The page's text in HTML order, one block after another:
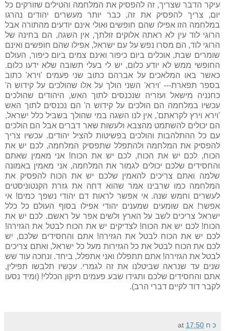
עיקר הדבר שצריך, זה להפסיק את המלחמה והטילים שזורקים כל
יום, צריך להפסיק את זה, כבר יותר מעשרים יהודים נהרגו
במלחמה הזו אפילו שהם חופשים ואולי אינם יודעים מהתורה אבל
הרוגי לוד עין לא ראתה אלוקים זולתך, אין השגה, הם בחינה של
הרוגי לוד, הם מסרו נפש על עם ישראל, אפילו שהם חופשים ואינם
שומרים שבת, אוכלים ביום כיפור ואינם צמים ביום כיפור, העולם
החופשי ממש לא יודע כלום, יש לי בעלי תשובה שלא ידעו כלום.
כאשר באו המלאכים על אברהם כתוב שני פעמים 'וירא' כתוב
בספר תפארת--- 'וירא' השני הולך על אלו שהולכים על קידוש ה'
כחנניה מישאל ועזריה שנכנסים לתוך האש, היהודים שהולכים
עכשיו במלחמה הם הולכים על קידוש ה' הם נכנסים לתוך האש
'וירא וירץ לקראתם', אין לנו השגה במי שהולך בשביל כלל ישראל,
הם יכולים להשתמט מהצבא ולעשות שאר דברים אבל הם הולכים
עם כל ההתלהבות והולכים בפשיטות להציל יהודים. עכשיו צריך
להפסיק את המלחמה ולהתפלל שתפסיק המלחמה, לכם יש את
הכוח, לכם יש את הכוח, לכם יש את הכוח! אני מאמין שאתם
והחסידים שלכם יכולים לגמור את המלחמה, אני מאמין באמונה
שלמה ואתם צריכים להאמין שלכם יש את הכוח להפסיק את
המלחמה כמו שרבינו אמר שהוא דחה את גזרת הקנטוניסטים
לעשרים וחמש שנה. אי אפשר לראות דם יהודי נשפך כמים! אי
אפשר! אם שומעים שמענים יהודי אפילו בסוף העולם כל כלל
ישראל צריכים לשב על הארץ ולשים אפר על ראשם. לכם יש את
הכוח! לכם יש את הכוח! לצדיקים יש את הכוח לבטל את הגזירה!
לכם יש את הכוח לבטל את הגזירה! אתם והחסידים שלכם, יש
לכם את הכוח לבטל את כל הגזירות מעל כל ישראל, ואתם צריכים
לבטל את הגזירה! אתם תתפללו ואני אתפלל, ביחד. ונחכה עוד שש
שנים עד שנראה שביטלנו את זה לגמרי. עכשיו תלבשו תפילין,
אתם והחסידים שלכם ותגידו שבע פעמים תיקון הכללי! (ומיד נסעו
לקבר דוד לקיים דברי הרב).
כ ח at 17:50